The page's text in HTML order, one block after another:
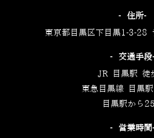
‐住所‐
東京都目黒区下目黒1-3-28
‐交通手段
JR 目黒駅 徒
東急目黒線 目黒
目黒駅から
‐営業時間